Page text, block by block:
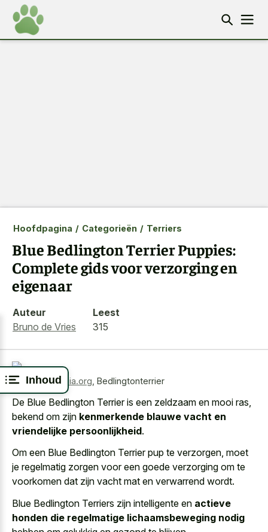
Inhoud
Hoofdpagina / Categorieën / Terriers
Blue Bedlington Terrier Puppies:
Complete gids voor verzorging en
eigenaar
Auteur
Bruno de Vries
Leest
315
Bron: wikimedia.org Bedlingtonterrier
De Blue Bedlington Terrier is een zeldzaam en mooi ras,
bekend om zijn kenmerkende blauwe vacht en
vriendelijke persoonlijkheid.
Om een Blue Bedlington Terrier pup te verzorgen, moet
je regelmatig zorgen voor een goede verzorging om te
voorkomen dat zijn vacht mat en verwarrend wordt.
Blue Bedlington Terriers zijn intelligente en actieve
honden die regelmatige lichaamsbeweging nodig